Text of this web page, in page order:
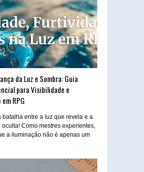
da Luz e Sombra: Guia
para Visibilidade e
RPG
batalha entre a luz que revela e a
Como mestres experientes,
a iluminação não é apenas um